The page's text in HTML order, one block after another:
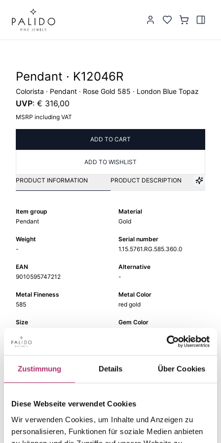
Zustimmung Details Über Cookies
Diese Webseite verwendet Cookies
Wir verwenden Cookies, um Inhalte und Anzeigen zu
personalisieren, Funktionen für soziale Medien anbieten
Pendant · K12046R
Colorista · Pendant · Rose Gold 585 · London Blue Topaz
UVP: € 316,00
MSRP including VAT
ADD TO CART
ADD TO WISHLIST
PRODUCT INFORMATION PRODUCT DESCRIPTION
Item group
Pendant
Material
Gold
Weight
-
Serial number
1.15.5761.RG.585.360.0
EAN
9010595747212
Alternative
-
Metal Fineness
585
Metal Color
red gold
Size
Gem Color
The matching pieces